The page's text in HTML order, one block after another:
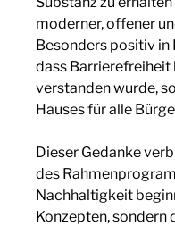
moderner, offener
Besonders positiv in
dass Barrierefreiheit
verstanden wurde,
Hauses für alle
Dieser Gedanke
des
Nachhaltigkeit
Konzepten, sondern